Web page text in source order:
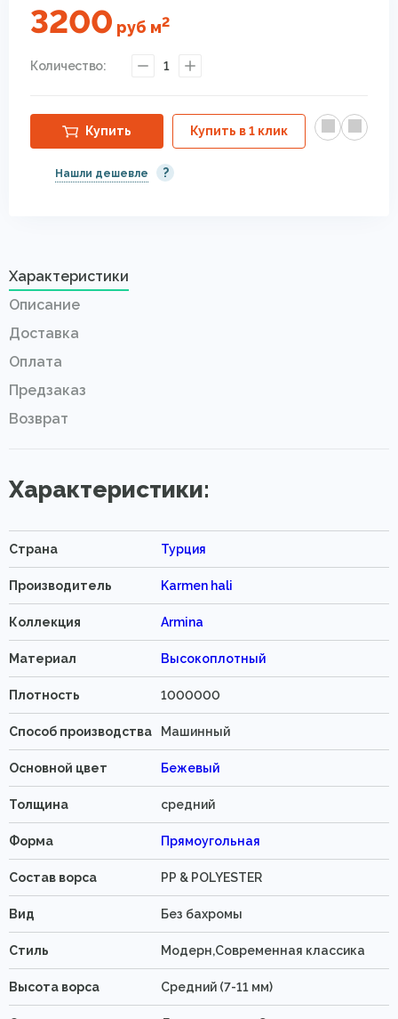
3200 руб м2
Количество: 1
Купить Купить в 1 клик
Нашли дешевле ?
Характеристики
Описание
Доставка
Оплата
Предзаказ
Возврат
Характеристики:
Страна Турция
Производитель Karmen hali
Коллекция Armina
Материал Высокоплотный
Плотность 1000000
Способ производства Машинный
Основной цвет Бежевый
Толщина средний
Форма Прямоугольная
Состав ворса PP & POLYESTER
Вид Без бахромы
Стиль Модерн,Современная классика
Высота ворса Средний (7-11 мм)